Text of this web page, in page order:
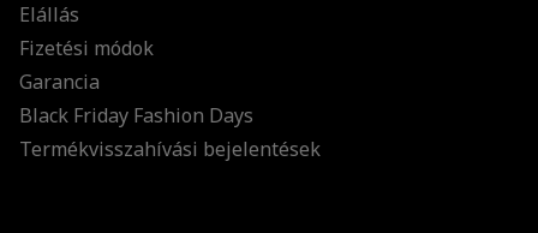
Elállás
Fizetési módok
Garancia
Black Friday Fashion Days
Termékvisszahívási bejelentések